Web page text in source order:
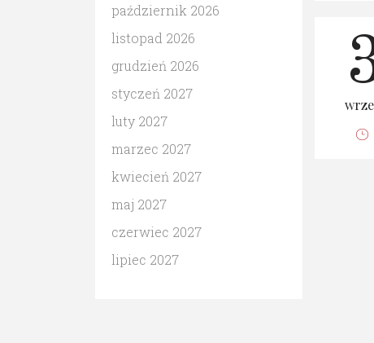
październik 2026
listopad 2026
grudzień 2026
styczeń 2027
luty 2027
marzec 2027
kwiecień 2027
maj 2027
czerwiec 2027
lipiec 2027